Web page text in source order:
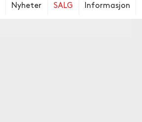
Nyheter SALG Informasjon